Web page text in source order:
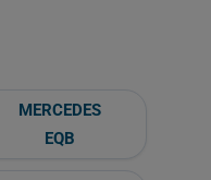
MERCEDES
EQB